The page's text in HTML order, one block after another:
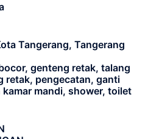
Tangerang, Tangerang
genteng retak, talang
retak, pengecatan, ganti
mandi, shower, toilet